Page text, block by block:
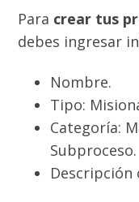
Para crear tus
debes ingresar
Nombre.
Tipo:
Categoría:
Subproceso.
Descripción